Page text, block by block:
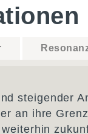
steigender
an ihre